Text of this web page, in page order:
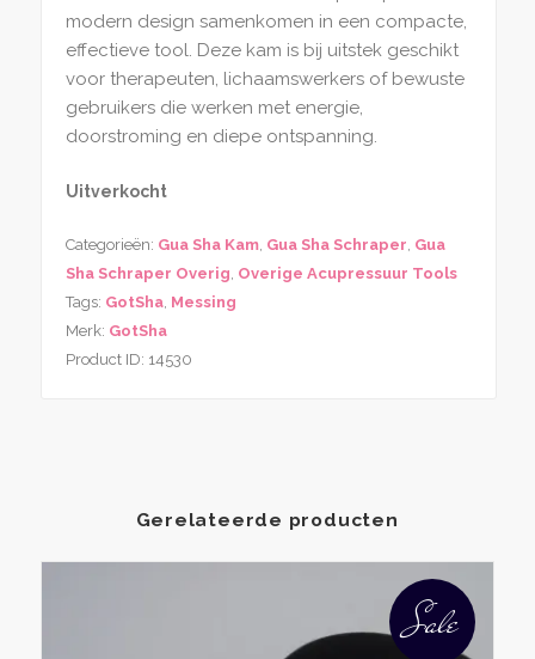
modern design samenkomen in een compacte,
effectieve tool. Deze kam is bij uitstek geschikt
voor therapeuten, lichaamswerkers of bewuste
gebruikers die werken met energie,
doorstroming en diepe ontspanning.
Uitverkocht
Categorieën: Gua Sha Kam, Gua Sha Schraper, Gua
Sha Schraper Overig, Overige Acupressuur Tools
Tags: GotSha, Messing
Merk: GotSha
Product ID: 14530
Gerelateerde producten
Sale